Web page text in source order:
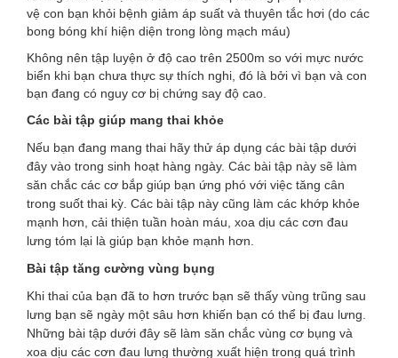
vệ con bạn khỏi bệnh giảm áp suất và thuyên tắc hơi (do các
bong bóng khí hiện diện trong lòng mạch máu)
Không nên tập luyện ở độ cao trên 2500m so với mực nước
biển khi bạn chưa thực sự thích nghi, đó là bởi vì bạn và con
bạn đang có nguy cơ bị chứng say độ cao.
Các bài tập giúp mang thai khỏe
Nếu bạn đang mang thai hãy thử áp dụng các bài tập dưới
đây vào trong sinh hoạt hàng ngày. Các bài tập này sẽ làm
săn chắc các cơ bắp giúp bạn ứng phó với việc tăng cân
trong suốt thai kỳ. Các bài tập này cũng làm các khớp khỏe
mạnh hơn, cải thiện tuần hoàn máu, xoa dịu các cơn đau
lưng tóm lại là giúp bạn khỏe mạnh hơn.
Bài tập tăng cường vùng bụng
Khi thai của bạn đã to hơn trước bạn sẽ thấy vùng trũng sau
lưng bạn sẽ ngày một sâu hơn khiến bạn có thể bị đau lưng.
Những bài tập dưới đây sẽ làm săn chắc vùng cơ bụng và
xoa dịu các cơn đau lưng thường xuất hiện trong quá trình